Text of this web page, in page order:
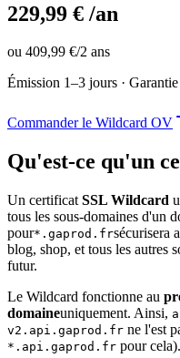
229,99 € /an
ou 409,99 €/2 ans
Émission 1–3 jours ·
Commander le Wildcard OV
Qu'est-ce qu'un
Un certificat SSL Wildcard
tous les sous-domaines d'un
pour*.gaprod.frsécurisera
blog, shop, et tous les autres
futur.
Le Wildcard fonctionne au
domaineuniquement. Ainsi,
v2.api.gaprod.fr ne l'est
*.api.gaprod.fr pour cela).